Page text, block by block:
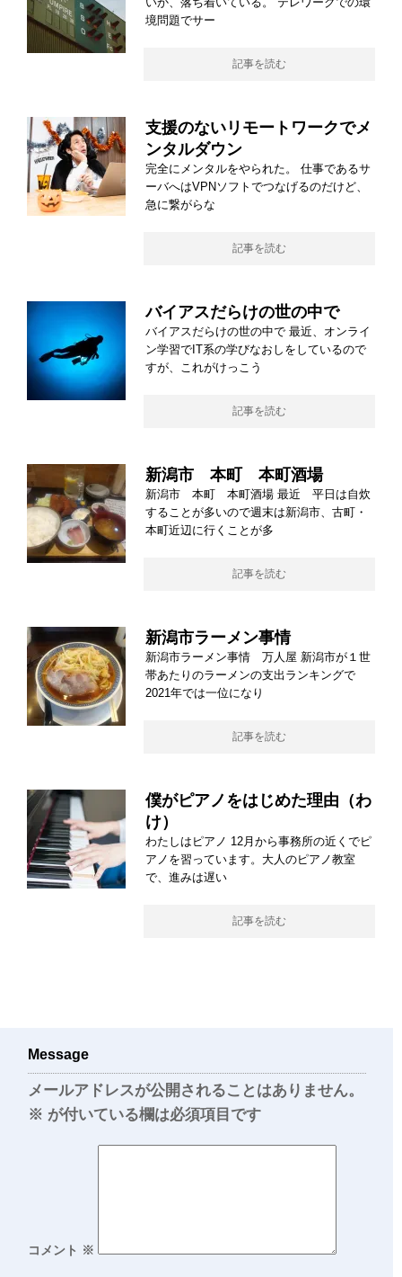
境問題でサー
記事を読む
支援のないリモートワークでメ
ンタルダウン
完全にメンタルをやられた。 仕事であるサ
ーバへはVPNソフトでつなげるのだけど、
急に繋がらな
記事を読む
バイアスだらけの世の中で
バイアスだらけの世の中で 最近、オンライ
ン学習でIT系の学びなおしをしているので
すが、これがけっこう
記事を読む
新潟市 本町 本町酒場
新潟市 本町 本町酒場 最近 平日は自炊
することが多いので週末は新潟市、古町・
本町近辺に行くことが多
記事を読む
新潟市ラーメン事情
新潟市ラーメン事情 万人屋 新潟市が１世
帯あたりのラーメンの支出ランキングで
2021年では一位になり
記事を読む
僕がピアノをはじめた理由（わ
け）
わたしはピアノ 12月から事務所の近くでピ
アノを習っています。大人のピアノ教室
で、進みは遅い
記事を読む
Message
メールアドレスが公開されることはありません。
※ が付いている欄は必須項目です
コメント ※